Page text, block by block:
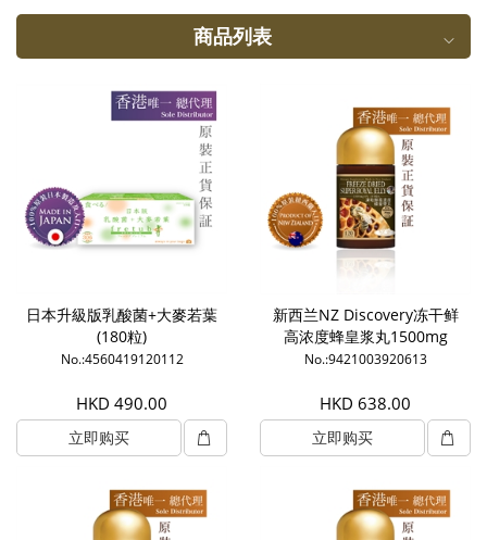
商品列表
日本升級版乳酸菌+大麥若葉
(180粒)
No.:4560419120112
HKD 490.00
立即购买
新西兰NZ Discovery冻干鲜
高浓度蜂皇浆丸1500mg
(120粒)
No.:9421003920613
HKD 638.00
立即购买